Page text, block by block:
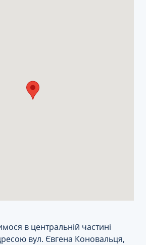
в центральній частині
вул. Євгена Коновальця,